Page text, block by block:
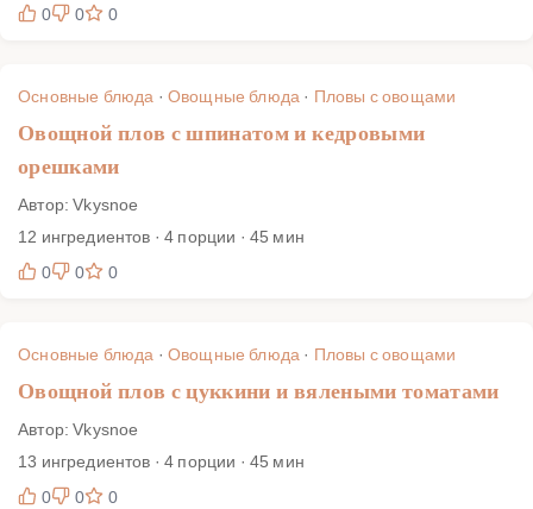
0
0 0
Основные блюда · Овощные блюда · Пловы с овощами
Овощной плов с шпинатом и кедровыми
орешками
Автор: Vkysnoe
12 ингредиентов · 4 порции · 45 мин
0
0 0
Основные блюда · Овощные блюда · Пловы с овощами
Овощной плов с цуккини и вялеными томатами
Автор: Vkysnoe
13 ингредиентов · 4 порции · 45 мин
0
0 0